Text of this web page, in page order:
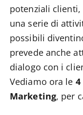
potenziali
una serie di
possibili
prevede anche
dialogo con i
Vediamo ora le 4
Marketing, per